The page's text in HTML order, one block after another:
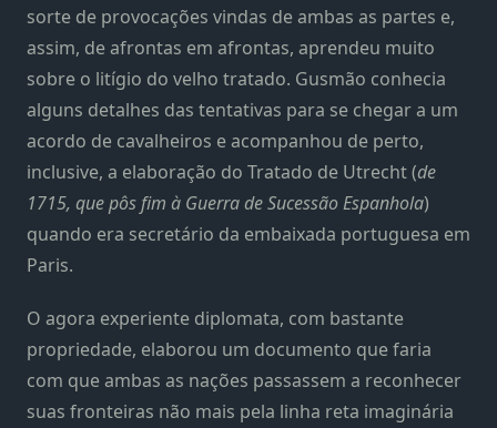
sorte de provocações vindas de ambas as partes e,
assim, de afrontas em afrontas, aprendeu muito
sobre o litígio do velho tratado. Gusmão conhecia
alguns detalhes das tentativas para se chegar a um
acordo de cavalheiros e acompanhou de perto,
inclusive, a elaboração do Tratado de Utrecht (de
1715, que pôs fim à Guerra de Sucessão Espanhola)
quando era secretário da embaixada portuguesa em
Paris.
O agora experiente diplomata, com bastante
propriedade, elaborou um documento que faria
com que ambas as nações passassem a reconhecer
suas fronteiras não mais pela linha reta imaginária